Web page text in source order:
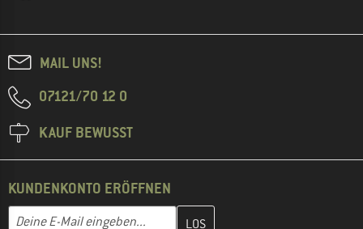
MAIL UNS!
07121/70 12 0
KAUF BEWUSST
KUNDENKONTO ERÖFFNEN
E-Mail-Adresse
Gib hier deine E-Mail-Adresse ein und erstelle im nächsten